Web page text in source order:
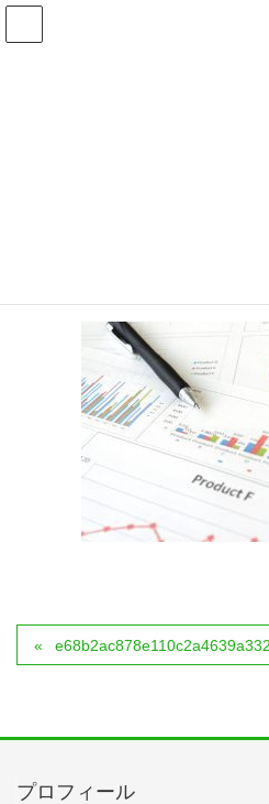
プロフィール